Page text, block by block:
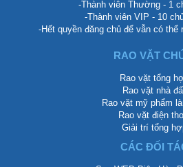
-Thành viên Thường - 1
-Thành viên VIP - 10
-Hết quyền đăng chủ để vẫn có thể
RAO VẶT
Rao vặt tổng
Rao vặt nhà
Rao vặt mỹ phẩm
Rao vặt điện
Giải trí tổng
CÁC ĐỐI